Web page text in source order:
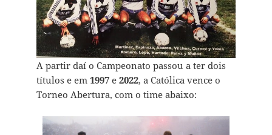
A partir daí o Campeonato passou a ter dois
títulos e em 1997e 2022, a Católica vence o
Torneo Abertura, com o time abaixo: